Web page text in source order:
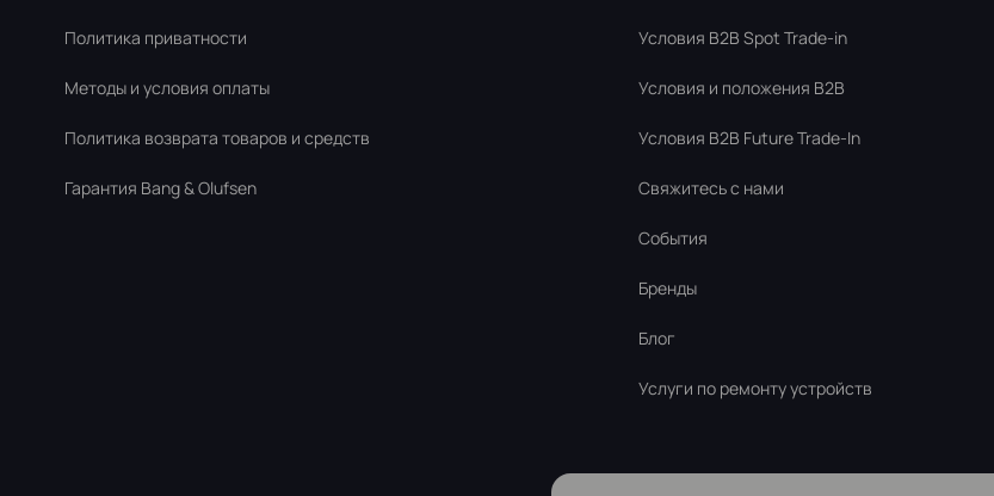
Политика приватности
Методы и условия оплаты
Политика возврата товаров и средств
Гарантия Bang & Olufsen
Условия В2В Spot Trade-in
Условия и положения B2B
Условия B2B Future Trade-In
Свяжитесь с нами
События
Бренды
Блог
Услуги по ремонту устройств